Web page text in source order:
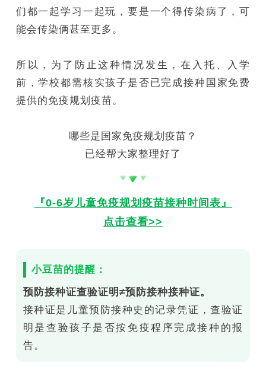
们都一起学习一起玩，要是一个得传染病了，可
能会传染俩甚至更多。
所以，为了防止这种情况发生，在入托、入学
前，学校都需核实孩子是否已完成接种国家免费
提供的免疫规划疫苗。
哪些是国家免疫规划疫苗？
已经帮大家整理好了
『0-6岁儿童免疫规划疫苗接种时间表』
点击查看>>
小豆苗的提醒：
预防接种证查验证明≠预防接种接种证。
接种证是儿童预防接种史的记录凭证，查验证
明是查验孩子是否按免疫程序完成接种的报
告。